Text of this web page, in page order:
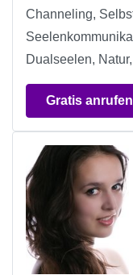
Channeling,
Dualseelen,
Gratis anrufen